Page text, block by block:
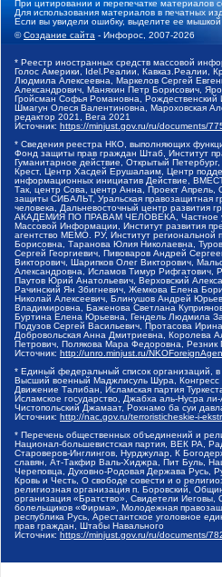
При цитировании и перепечатке
Для использования материалов в печатных
Если вы увидели ошибку, выделите ее
©Создание сайта - Инфорос, 2007-2026
* Реестр иностранных средств массовой
Голос Америки, Idel.Реалии, Кавказ.Реалии,
Людмила Алексеевна, Маркелов Сергей
Александрович, Маняхин Петр Борисович,
Гройсман Софья Романовна, Рождественский
Шмагун Олеся Валентиновна, Мароховская
редактор 2021, Вега 2021
Источник: https://minjust.gov.ru/ru/documents/
* Сведения реестра НКО, выполняющих
Фонд защиты прав граждан Штаб, Институт
Гуманитарное действие, Открытый
Крест, Центр Хасдей Ерушалаим, Центр
информационных инициатив Действие,
Так, центр Сова, центр Анна, Проект
защиты СИБАЛЬТ, Уральская правозащитная
человека, Дальневосточный центр развития
АКАДЕМИЯ ПО ПРАВАМ ЧЕЛОВЕКА, Частное
Массовой Информации, Институт развития
агентство МЕМО. РУ, Институт
Борисовна, Таранова Юлия Николаевна,
Сергей Георгиевич, Пивоваров Андрей
Викторович, Шарипков Олег Викторович,
Александровна, Исламов Тимур Рифгатович,
Паутов Юрий Анатольевич, Верховский
Рачинский Ян Збигневич, Жемкова Елена
Николай Алексеевич, Блинушов Андрей
Владимировна, Баженова Светлана
Буртина Елена Юрьевна, Гендель Людмила
Подузов Сергей Васильевич, Протасова
Добровольская Анна Дмитриевна, Королева
Петрович, Полякова Мара Федоровна, Резник
Источник: http://unro.minjust.ru/
* Единый федеральный список организаций,
Высший военный Маджлисуль Шура, Конгресс
Движение Талибан, Исламская партия
Исламское государство, Джабха аль-Нусра
Чистопольский Джамаат, Рохнамо ба суи
Источник: http://nac.gov.ru/terroristicheskie-i-
* Перечень общественных объединений и
Национал-большевистская партия, ВЕК РА,
Староверов-Инглингов, Нурджулар, К
славян, Ат-Такфир Валь-Хиджра, Пит Буль,
Череповца, Духовно-Родовая Держава Русь,
Кровь и Честь, О свободе совести и о
религиозная организация п. Боровский,
организация «Братство», Свидетели
болельщиков «Фирма», Молодежная
республика Русь, Арестантское уголовное
прав граждан, Штабы Навального
Источник: https://minjust.gov.ru/ru/documents/